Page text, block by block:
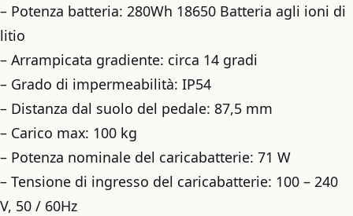
– Potenza batteria: 280Wh 18650 Batteria agli ioni di
litio
– Arrampicata gradiente: circa 14 gradi
– Grado di impermeabilità: IP54
– Distanza dal suolo del pedale: 87,5 mm
– Carico max: 100 kg
– Potenza nominale del caricabatterie: 71 W
– Tensione di ingresso del caricabatterie: 100 – 240
V, 50 / 60Hz